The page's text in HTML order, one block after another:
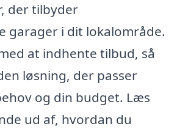
der tilbyder
garager i dit lokalområde.
at indhente tilbud, så
løsning, der passer
og din budget. Læs
ud af, hvordan du